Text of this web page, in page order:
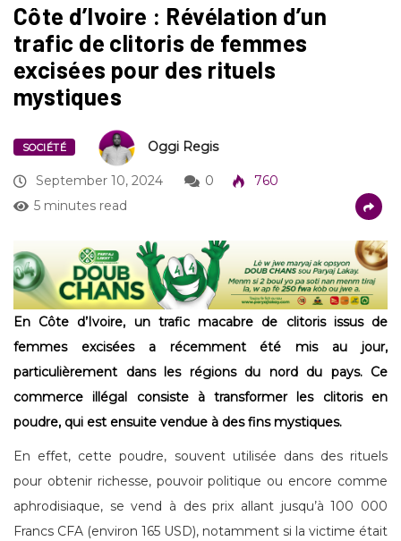
Côte d’Ivoire : Révélation d’un
trafic de clitoris de femmes
excisées pour des rituels
mystiques
SOCIÉTÉ Oggi Regis
September 10, 2024 0
760
5 minutes read
En Côte d’Ivoire, un trafic macabre de clitoris issus de
femmes excisées a récemment été mis au jour,
particulièrement dans les régions du nord du pays. Ce
commerce illégal consiste à transformer les clitoris en
poudre, qui est ensuite vendue à des fins mystiques.
En effet, cette poudre, souvent utilisée dans des rituels
pour obtenir richesse, pouvoir politique ou encore comme
aphrodisiaque, se vend à des prix allant jusqu’à 100 000
Francs CFA (environ 165 USD), notamment si la victime était